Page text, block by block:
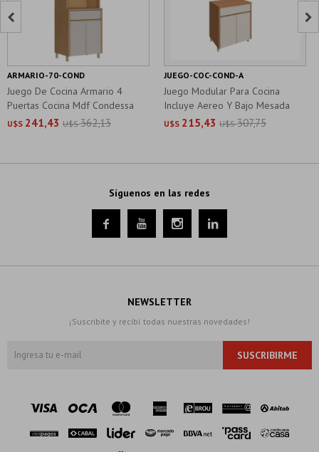
Juego De Cocina Armario 4
Puertas Cocina Mdf Condessa
Beige
U$S 241,43 U$S 362,13
ARMARIO-70-COND
Juego Modular Para Cocina
Incluye Aereo Y Bajo Mesada
U$S 215,43 U$S 307,75
JUEGO-COC-COND-A
 
Síguenos en las redes
   
NEWSLETTER
¡Suscribite y recibí todas nuestras novedades!
SUSCRIBIRME